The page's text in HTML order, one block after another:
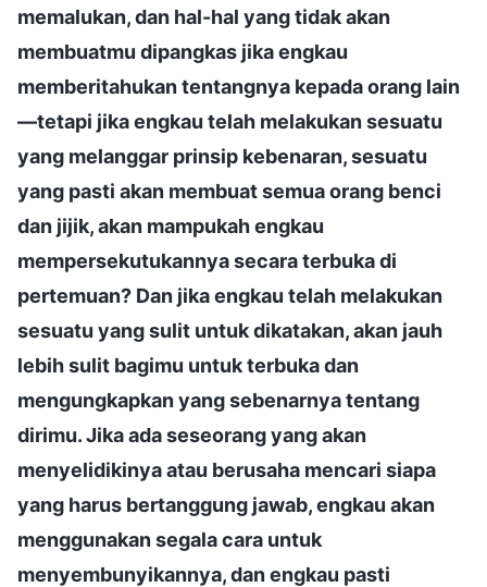
memalukan, dan hal-hal yang tidak akan
membuatmu dipangkas jika engkau
memberitahukan tentangnya kepada orang lain
—tetapi jika engkau telah melakukan sesuatu
yang melanggar prinsip kebenaran, sesuatu
yang pasti akan membuat semua orang benci
dan jijik, akan mampukah engkau
mempersekutukannya secara terbuka di
pertemuan? Dan jika engkau telah melakukan
sesuatu yang sulit untuk dikatakan, akan jauh
lebih sulit bagimu untuk terbuka dan
mengungkapkan yang sebenarnya tentang
dirimu. Jika ada seseorang yang akan
menyelidikinya atau berusaha mencari siapa
yang harus bertanggung jawab, engkau akan
menggunakan segala cara untuk
menyembunyikannya, dan engkau pasti